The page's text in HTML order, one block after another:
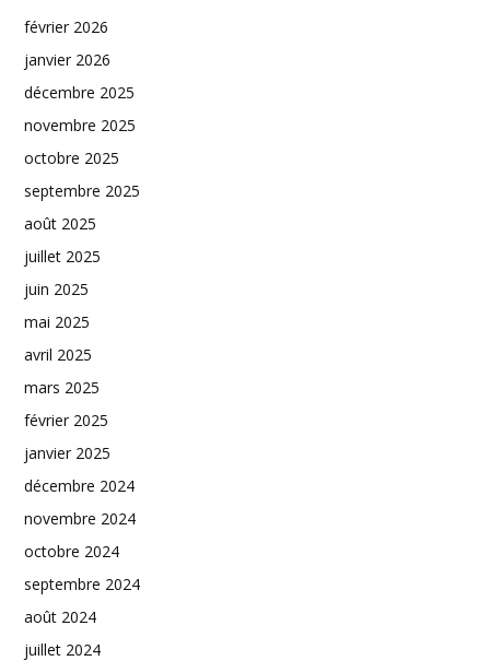
février 2026
janvier 2026
décembre 2025
novembre 2025
octobre 2025
septembre 2025
août 2025
juillet 2025
juin 2025
mai 2025
avril 2025
mars 2025
février 2025
janvier 2025
décembre 2024
novembre 2024
octobre 2024
septembre 2024
août 2024
juillet 2024